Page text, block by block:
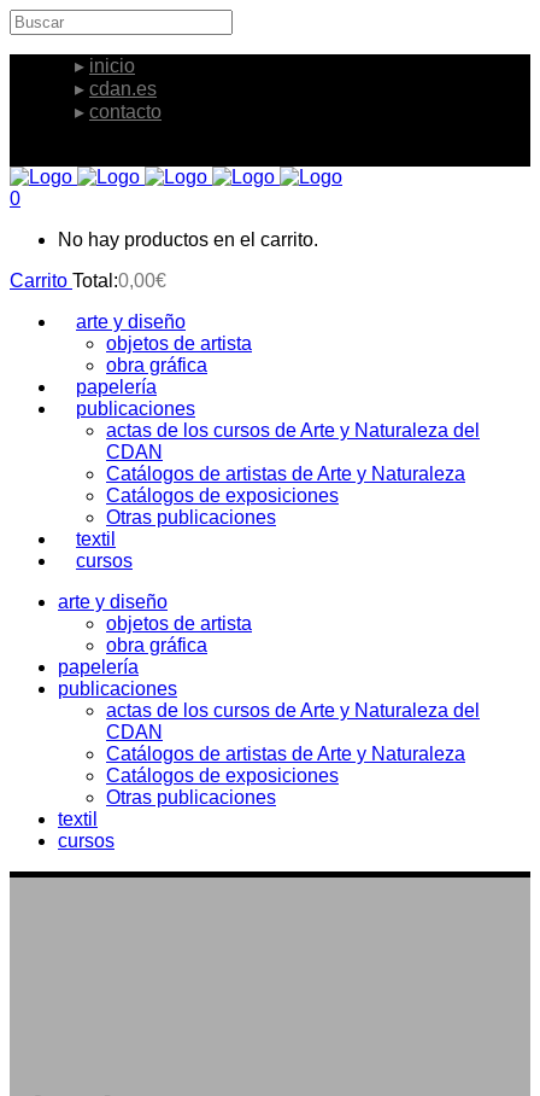
inicio
cdan.es
contacto
0
No hay productos en el carrito.
Carrito Total:0,00€
arte y diseño
objetos de artista
obra gráfica
papelería
publicaciones
actas de los cursos de Arte y Naturaleza del
CDAN
Catálogos de artistas de Arte y Naturaleza
Catálogos de exposiciones
Otras publicaciones
textil
cursos
arte y diseño
objetos de artista
obra gráfica
papelería
publicaciones
actas de los cursos de Arte y Naturaleza del
CDAN
Catálogos de artistas de Arte y Naturaleza
Catálogos de exposiciones
Otras publicaciones
textil
cursos